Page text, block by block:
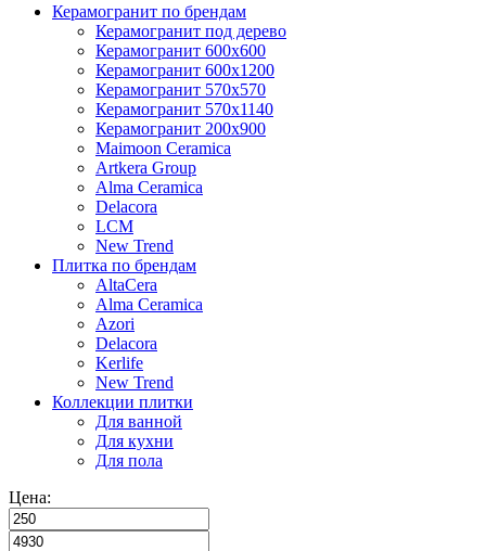
Керамогранит по брендам
Керамогранит под дерево
Керамогранит 600x600
Керамогранит 600x1200
Керамогранит 570x570
Керамогранит 570x1140
Керамогранит 200x900
Maimoon Ceramica
Artkera Group
Alma Ceramica
Delacora
LCM
New Trend
Плитка по брендам
AltaCera
Аlma Ceramica
Azori
Delacora
Kerlife
New Trend
Коллекции плитки
Для ванной
Для кухни
Для пола
Цена: